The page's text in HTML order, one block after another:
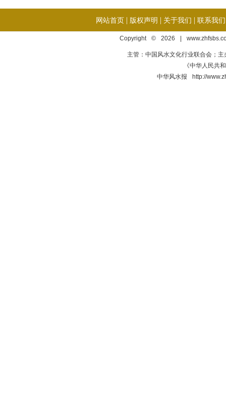
网站首页 | 版权声明 | 关于我们 | 联系我们
Copyright © 2026 |
主管：中国风水文化行业联合会；
《中华人民共
中华风水报 http://